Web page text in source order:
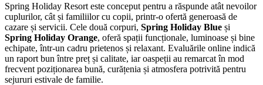
Spring Holiday Resort este conceput pentru a răspunde atât nevoilor
cuplurilor, cât și familiilor cu copii, printr-o ofertă generoasă de
cazare și servicii. Cele două corpuri, Spring Holiday Blue și
Spring Holiday Orange, oferă spații funcționale, luminoase și bine
echipate, într-un cadru prietenos și relaxant. Evaluările online indică
un raport bun între preț și calitate, iar oaspeții au remarcat în mod
frecvent poziționarea bună, curățenia și atmosfera potrivită pentru
sejururi estivale de familie.